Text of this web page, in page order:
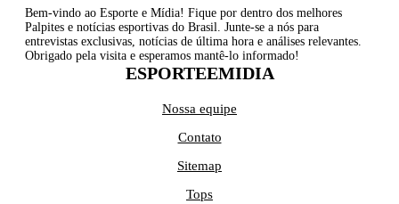
Bem-vindo ao Esporte e Mídia! Fique por dentro dos melhores
Palpites e notícias esportivas do Brasil. Junte-se a nós para
entrevistas exclusivas, notícias de última hora e análises relevantes.
Obrigado pela visita e esperamos mantê-lo informado!
ESPORTEEMIDIA
Nossa equipe
Contato
Sitemap
Tops